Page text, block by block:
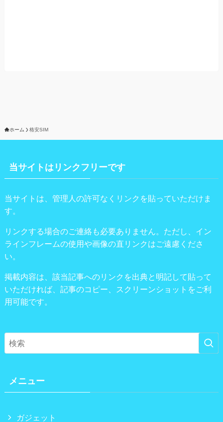
ホーム 格安SIM
当サイトはリンクフリーです
当サイトは、管理人の許可なくリンクを貼っていただけま
す。
リンクする場合のご連絡も必要ありません。ただし、イン
ラインフレームの使用や画像の直リンクはご遠慮くださ
い。
掲載内容は、該当記事へのリンクを出典と明記して貼って
いただければ、記事のコピー、スクリーンショットをご利
用可能です。
メニュー
ガジェット